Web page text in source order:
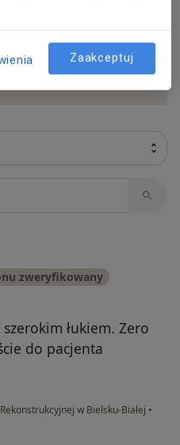
opinie. Moderujemy
zasadami, dowiedz się
obliczania
się więcejDowiedz się
zweryfikowany
łukiem. Zero
do pacjenta
w Bielsku-Białej •
Zaakceptuj